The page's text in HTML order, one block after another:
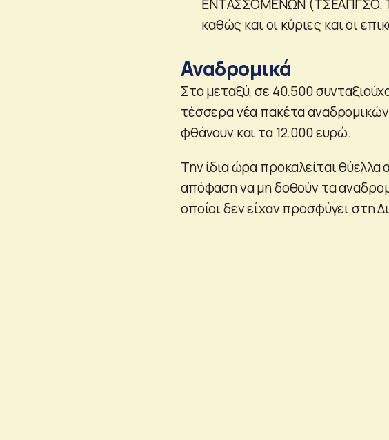
ΕΝΤΑΣΣΟΜΕΝΩΝ (ΤΣΕΑΠΓΣΟ,
καθώς και οι κύριες και οι
Αναδρομικά
Στο μεταξύ, σε 40.500
τέσσερα νέα πακέτα
φθάνουν και τα 12.000 ευρώ.
Την ίδια ώρα προκαλείται
απόφαση να μη δοθούν τα
οποίοι δεν είχαν προσφύγει στη